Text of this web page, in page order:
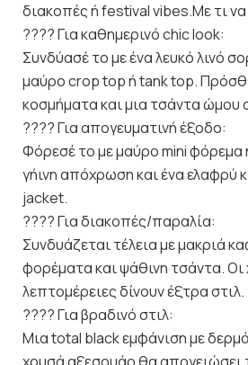
διακοπές ή festival vibes.Με τι
???? Για καθημερινό chic look:
Συνδύασέ το με ένα λευκό λινό
μαύρο crop top ή tank top.
κοσμήματα και μια τσάντα ώμου
???? Για απογευματινή έξοδο:
Φόρεσέ το με μαύρο mini φόρεμα
γήινη απόχρωση και ένα ελαφρύ
jacket.
???? Για διακοπές/παραλία:
Συνδυάζεται τέλεια με μακριά
φορέματα και ψάθινη τσάντα. Οι
λεπτομέρειες δίνουν έξτρα στιλ.
???? Για βραδινό στιλ:
Μια total black εμφάνιση με